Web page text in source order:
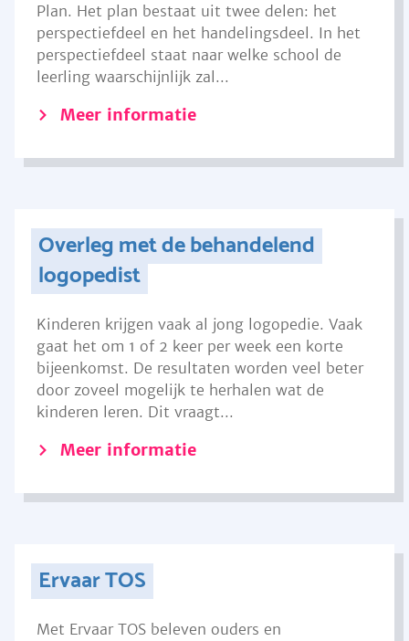
Plan. Het plan bestaat uit twee delen: het
perspectiefdeel en het handelingsdeel. In het
perspectiefdeel staat naar welke school de
leerling waarschijnlijk zal...
Meer informatie
Overleg met de behandelend
logopedist
Kinderen krijgen vaak al jong logopedie. Vaak
gaat het om 1 of 2 keer per week een korte
bijeenkomst. De resultaten worden veel beter
door zoveel mogelijk te herhalen wat de
kinderen leren. Dit vraagt...
Meer informatie
Ervaar TOS
Met Ervaar TOS beleven ouders en